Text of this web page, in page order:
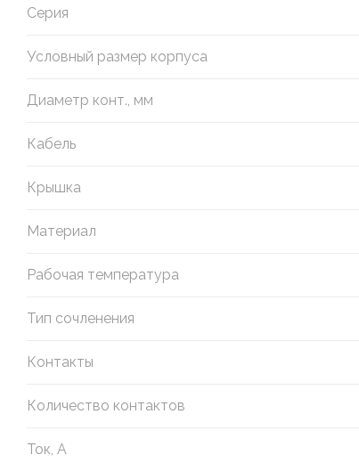
Серия
Условный размер корпуса
Диаметр конт., мм
Кабель
Крышка
Материал
Рабочая температура
Тип сочленения
Контакты
Количество контактов
Ток, А